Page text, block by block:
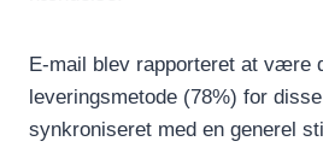
E-mail blev rapporteret at være
leveringsmetode (78%) for
synkroniseret med en generel